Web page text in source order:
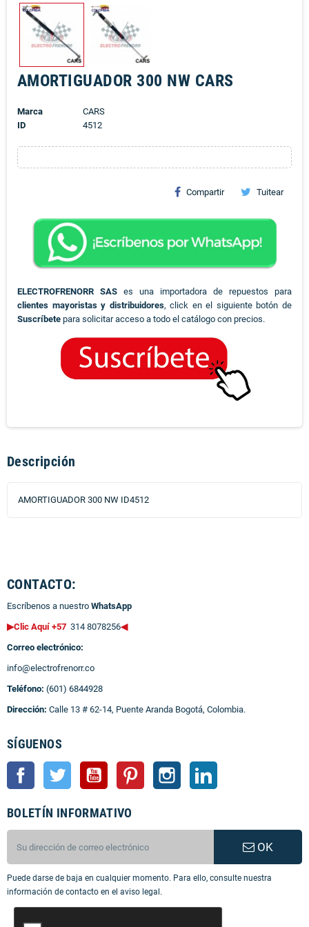
AMORTIGUADOR 300 NW CARS
Marca
CARS
ID
4512
Compartir Tuitear
ELECTROFRENORR SAS es una importadora de repuestos para
clientes mayoristas y distribuidores, click en el siguiente botón de
Suscríbete para solicitar acceso a todo el catálogo con precios.
Descripción
AMORTIGUADOR 300 NW ID4512
CONTACTO:
Escríbenos a nuestro WhatsApp
▶Clic Aquí +57 314 8078256◀
Correo electrónico:
info@electrofrenorr.co
Teléfono: (601) 6844928
Dirección: Calle 13 # 62-14, Puente Aranda Bogotá, Colombia.
SÍGUENOS
Facebook Twitter YouTube Pinterest Instagram
BOLETÍN INFORMATIVO
OK
Puede darse de baja en cualquier momento. Para ello, consulte nuestra
información de contacto en el aviso legal.